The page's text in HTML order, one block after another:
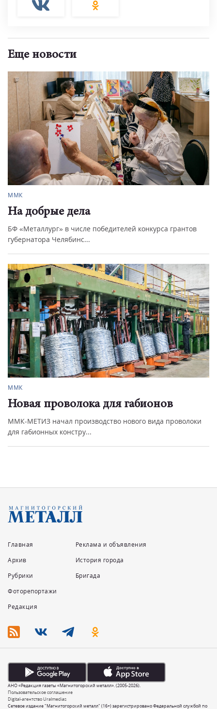
Еще новости
ММК
На добрые дела
БФ «Металлург» в числе победителей конкурса грантов
губернатора Челябинс...
ММК
Новая проволока для габионов
ММК-МЕТИЗ начал производство нового вида проволоки
для габионных констру...
Главная
Архив
Рубрики
Фоторепортажи
Редакция
Реклама и объявления
История города
Бригада
Сетевое издание "Магнитогорский металл" (16+) зарегистрировано Федеральной службой по
Пользовательское соглашение
Digital-агентство Uralmedias
АНО «Редакция газеты «Магнитогорский металл». (2005-2026).